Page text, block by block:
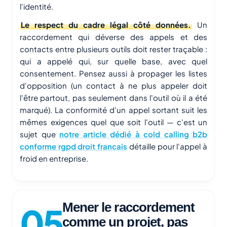
l'identité.
Le respect du cadre légal côté données.Un
raccordement qui déverse des appels et des
contacts entre plusieurs outils doit rester traçable :
qui a appelé qui, sur quelle base, avec quel
consentement. Pensez aussi à propager les listes
d'opposition (un contact à ne plus appeler doit
l'être partout, pas seulement dans l'outil où il a été
marqué). La conformité d'un appel sortant suit les
mêmes exigences quel que soit l'outil — c'est un
sujet que notre article dédié à cold calling b2b
conforme rgpd droit francais détaille pour l'appel à
froid en entreprise.
Mener le raccordement
comme un projet, pas